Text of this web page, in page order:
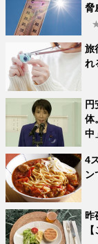
脅
旅
れ
体
中
4
ン
昨